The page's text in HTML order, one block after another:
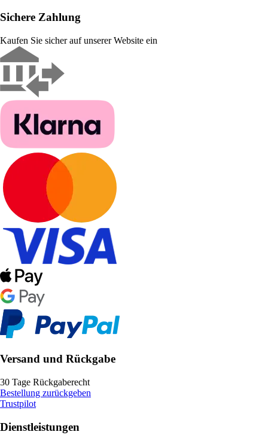
Sichere Zahlung
Kaufen Sie sicher auf unserer Website ein
Versand und Rückgabe
30 Tage Rückgaberecht
Bestellung zurückgeben
Trustpilot
Dienstleistungen